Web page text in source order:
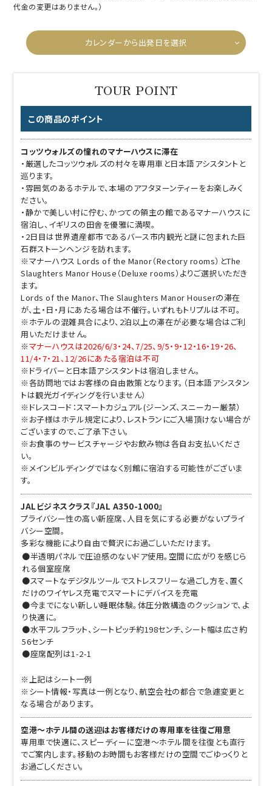
代金の変更はありません。）
カレンダーから出発日を選択
この商品のポイント
コッツウォルズの憧れのマナーハウスに滞在
・厳選したコッツウォルズの村々を専用車と日本語アシスタントと
巡ります。
・雰囲気のあるホテルで、本場のアフタヌーンティーをお楽しみく
ださい。
・静かで美しい村に佇む、かつての領主の館であるマナーハウスに
宿泊し、イギリスの田舎を優雅に満喫。
・2日目は世界遺産都市であるバース市内観光と謎に包まれた巨
石群ストーンヘンジを訪れます。
※マナーハウス Lords of the Manor（Rectory rooms）とThe
Slaughters Manor House（Deluxe rooms）よりご選択いただき
ます。
Lords of the Manor、The Slaughters Manor Houserの滞在
が、土・日・月にあたる場合は不催行。いずれもトリプルは不可。
※ホテルの混雑具合により、2泊以上の滞在が必要な場合はご利
用いただけません。
※マナーハウスは2026/6/3・24、7/25、9/5・9・12・16・19・26、
11/4・7・21、12/26にあたる宿泊は不可
※ドライバーと日本語アシスタントは宿泊しません。
※各訪問地ではお客様の自由散策となります。（日本語アシスタン
トは観光ガイディングを行いません）
※ドレスコード：スマートカジュアル(ジーンズ、スニーカー厳禁）
※お子様はホテル規定により、レストランにご入場頂けない場合が
ございますので、ご了承下さい。
※お食事のサービスチャージやお飲み物は各自お支払いくださ
い。
※メインビルディングではなく別館に宿泊する可能性がございま
す。
JALビジネスクラス『JAL A350-1000』
プライバシー性の高い新座席、人目を気にする必要がないプライ
バシー空間。
多彩な機能により自由で贅沢にお過ごしいただけます。
●半透明パネルで圧迫感のないドア使用。空間に広がりを感じら
れる個室座席
●スマートなデジタルツールでストレスフリーな過ごし方を、置く
だけのワイヤレス充電でスマートにデバイスを充電
●今までにない新しい睡眠体験。体圧分散構造のクッションで、よ
り快適に。
●水平フルフラット、シートピッチ約198センチ、シート幅は広さ約
56センチ
●座席配列は1-2-1
※上記はシート一例
※シート情報・写真は一例となり、航空会社の都合で急遽変更と
なる場合があります。
空港～ホテル間の送迎はお客様だけの専用車を往復ご用意
専用車で快適に、スピーディーに空港～ホテル間を往復とも直行
でご案内します。移動のお時間もお客様だけの空間でごゆっくりと
お過ごしください。